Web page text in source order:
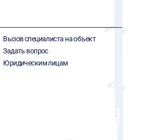
Вызов специалиста на объект
Задать вопрос
Юридическим лицам